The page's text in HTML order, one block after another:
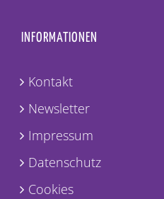
INFORMATIONEN
Kontakt
Newsletter
Impressum
Datenschutz
Cookies